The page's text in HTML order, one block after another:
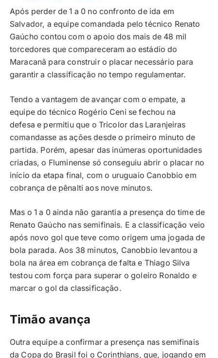
Após perder de 1 a 0 no confronto de ida em
Salvador, a equipe comandada pelo técnico Renato
Gaúcho contou com o apoio dos mais de 48 mil
torcedores que compareceram ao estádio do
Maracanã para construir o placar necessário para
garantir a classificação no tempo regulamentar.
Tendo a vantagem de avançar com o empate, a
equipe do técnico Rogério Ceni se fechou na
defesa e permitiu que o Tricolor das Laranjeiras
comandasse as ações desde o primeiro minuto de
partida. Porém, apesar das inúmeras oportunidades
criadas, o Fluminense só conseguiu abrir o placar no
início da etapa final, com o uruguaio Canobbio em
cobrança de pênalti aos nove minutos.
Mas o 1 a 0 ainda não garantia a presença do time de
Renato Gaúcho nas semifinais. E a classificação veio
após novo gol que teve como origem uma jogada de
bola parada. Aos 38 minutos, Canobbio levantou a
bola na área em cobrança de falta e Thiago Silva
testou com força para superar o goleiro Ronaldo e
marcar o gol da classificação.
Timão avança
Outra equipe a confirmar a presença nas semifinais
da Copa do Brasil foi o Corinthians, que, jogando em